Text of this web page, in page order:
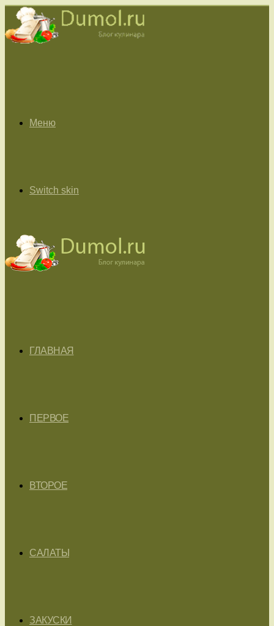
Меню
Switch skin
ГЛАВНАЯ
ПЕРВОЕ
ВТОРОЕ
САЛАТЫ
ЗАКУСКИ